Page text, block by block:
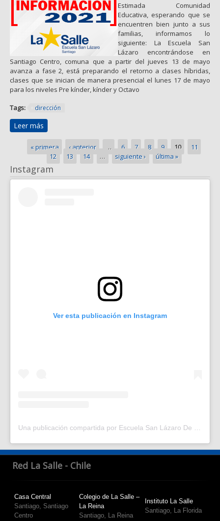
Estimada Comunidad
Educativa, esperando que se
encuentren bien junto a sus
familias, informamos lo
siguiente: La Escuela San
Lázaro encontrándose en
Santiago Centro, comuna que a partir del jueves 13 de mayo
avanza a fase 2, está preparando el retorno a clases híbridas,
clases que se inician de manera presencial el lunes 17 de mayo
para los niveles Pre kínder, kínder y Octavo
Tags: dirección
Leer más
PRESENCIALES 12/05/2021
Páginas
« primera ‹ anterior … 6 7 8 9 10
11
12
13 14 … siguiente › última »
Instagram
Ver esta publicación en Instagram
Red La Salle - Chile
Casa Central
Santiago, Santiago
Centro
Colegio de La Salle –
La Reina
Santiago, La Reina
Instituto La Salle
Santiago, La Florida